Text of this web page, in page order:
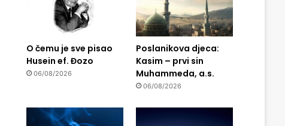
O čemu je sve pisao
Husein ef. Đozo
06/08/2026
Poslanikova djeca:
Kasim – prvi sin
Muhammeda, a.s.
06/08/2026